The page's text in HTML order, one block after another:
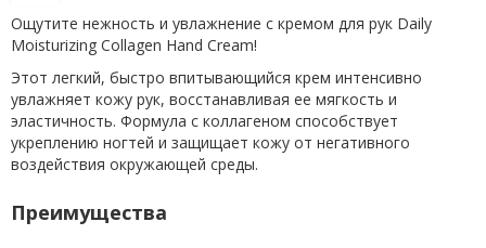
Ощутите нежность и увлажнение с кремом для рук Daily
Moisturizing Collagen Hand Cream!
Этот легкий, быстро впитывающийся крем интенсивно
увлажняет кожу рук, восстанавливая ее мягкость и
эластичность. Формула с коллагеном способствует
укреплению ногтей и защищает кожу от негативного
воздействия окружающей среды.
Преимущества